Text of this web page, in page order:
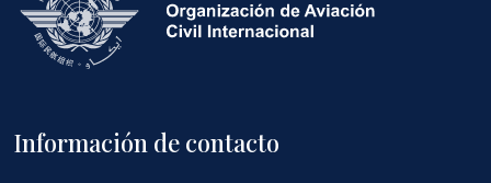
Información de contacto